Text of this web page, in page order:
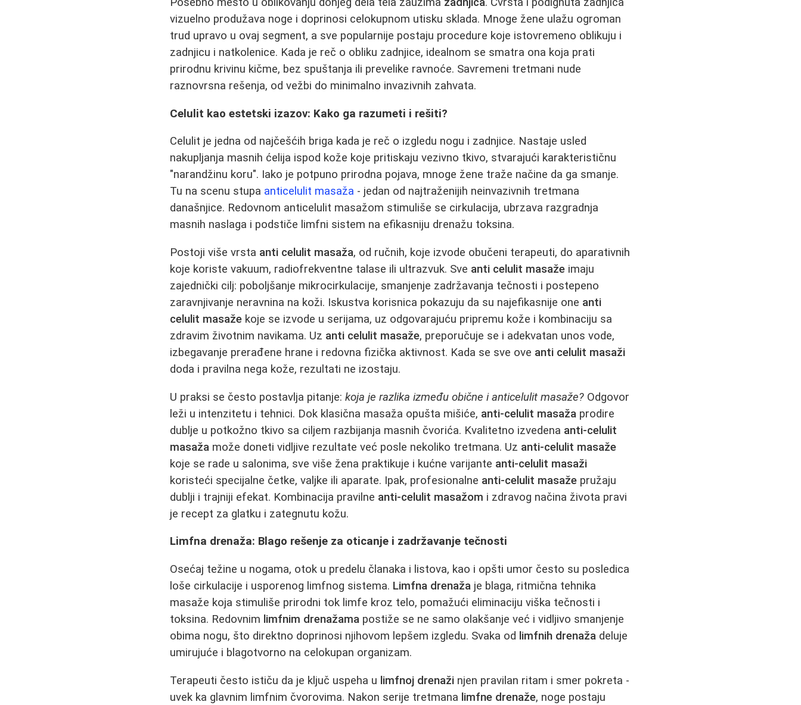
vizuelno produžava noge i doprinosi celokupnom utisku sklada. Mnoge žene ulažu ogroman
trud upravo u ovaj segment, a sve popularnije postaju procedure koje istovremeno oblikuju i
zadnjicu i natkolenice. Kada je reč o obliku zadnjice, idealnom se smatra ona koja prati
prirodnu krivinu kičme, bez spuštanja ili prevelike ravnoće. Savremeni tretmani nude
raznovrsna rešenja, od vežbi do minimalno invazivnih zahvata.
Celulit kao estetski izazov: Kako ga razumeti i rešiti?
Celulit je jedna od najčešćih briga kada je reč o izgledu nogu i zadnjice. Nastaje usled
nakupljanja masnih ćelija ispod kože koje pritiskaju vezivno tkivo, stvarajući karakterističnu
"narandžinu koru". Iako je potpuno prirodna pojava, mnoge žene traže načine da ga smanje.
Tu na scenu stupa anticelulit masaža - jedan od najtraženijih neinvazivnih tretmana
današnjice. Redovnom anticelulit masažom stimuliše se cirkulacija, ubrzava razgradnja
masnih naslaga i podstiče limfni sistem na efikasniju drenažu toksina.
Postoji više vrsta anti celulit masaža, od ručnih, koje izvode obučeni terapeuti, do aparativnih
koje koriste vakuum, radiofrekventne talase ili ultrazvuk. Sve anti celulit masaže imaju
zajednički cilj: poboljšanje mikrocirkulacije, smanjenje zadržavanja tečnosti i postepeno
zaravnjivanje neravnina na koži. Iskustva korisnica pokazuju da su najefikasnije one anti
celulit masaže koje se izvode u serijama, uz odgovarajuću pripremu kože i kombinaciju sa
zdravim životnim navikama. Uz anti celulit masaže, preporučuje se i adekvatan unos vode,
izbegavanje prerađene hrane i redovna fizička aktivnost. Kada se sve ove anti celulit masaži
doda i pravilna nega kože, rezultati ne izostaju.
U praksi se često postavlja pitanje:koja je razlika između obične i anticelulit masaže? Odgovor
leži u intenzitetu i tehnici. Dok klasična masaža opušta mišiće, anti-celulit masaža prodire
dublje u potkožno tkivo sa ciljem razbijanja masnih čvorića. Kvalitetno izvedena anti-celulit
masaža može doneti vidljive rezultate već posle nekoliko tretmana. Uz anti-celulit masaže
koje se rade u salonima, sve više žena praktikuje i kućne varijante anti-celulit masaži
koristeći specijalne četke, valjke ili aparate. Ipak, profesionalne anti-celulit masaže pružaju
dublji i trajniji efekat. Kombinacija pravilne anti-celulit masažom i zdravog načina života pravi
je recept za glatku i zategnutu kožu.
Limfna drenaža: Blago rešenje za oticanje i zadržavanje tečnosti
Osećaj težine u nogama, otok u predelu članaka i listova, kao i opšti umor često su posledica
loše cirkulacije i usporenog limfnog sistema. Limfna drenaža je blaga, ritmična tehnika
masaže koja stimuliše prirodni tok limfe kroz telo, pomažući eliminaciju viška tečnosti i
toksina. Redovnim limfnim drenažama postiže se ne samo olakšanje već i vidljivo smanjenje
obima nogu, što direktno doprinosi njihovom lepšem izgledu. Svaka od limfnih drenaža deluje
umirujuće i blagotvorno na celokupan organizam.
Terapeuti često ističu da je ključ uspeha u limfnoj drenaži njen pravilan ritam i smer pokreta -
uvek ka glavnim limfnim čvorovima. Nakon serije tretmana limfne drenaže, noge postaju